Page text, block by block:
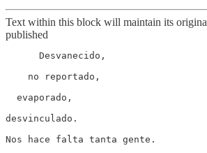
Text within this block will maintain its
published
      Desvanecido,
    no reportado,
  evaporado,
desvinculado.
Nos hace falta tanta gente.